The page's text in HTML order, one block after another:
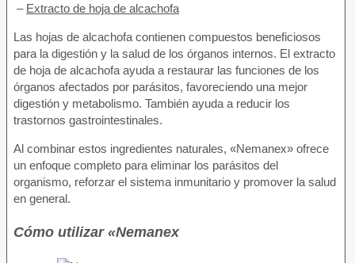
– Extracto de hoja de alcachofa
Las hojas de alcachofa contienen compuestos beneficiosos
para la digestión y la salud de los órganos internos. El extracto
de hoja de alcachofa ayuda a restaurar las funciones de los
órganos afectados por parásitos, favoreciendo una mejor
digestión y metabolismo. También ayuda a reducir los
trastornos gastrointestinales.
Al combinar estos ingredientes naturales, «Nemanex» ofrece
un enfoque completo para eliminar los parásitos del
organismo, reforzar el sistema inmunitario y promover la salud
en general.
Cómo utilizar «Nemanex